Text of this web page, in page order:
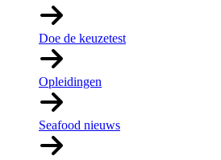
Doe de keuzetest
Opleidingen
Seafood nieuws